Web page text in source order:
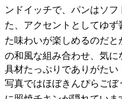
ンドイッチで、パンはソ
た、アクセントとしてゆ
た味わいが楽しめるのだと
の和風な組み合わせ、気に
具材たっぷりでありがたい
写真ではほぼきんぴらご